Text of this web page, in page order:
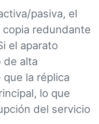
pasiva, el
copia redundante
el aparato
de alta
la réplica
lo que
del servicio